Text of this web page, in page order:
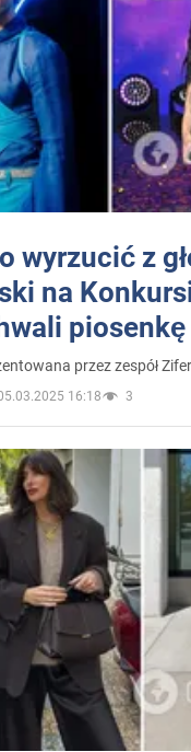
wyrzucić z
na
przez zespół
16:18 3